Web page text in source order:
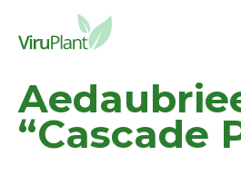
“Cascade